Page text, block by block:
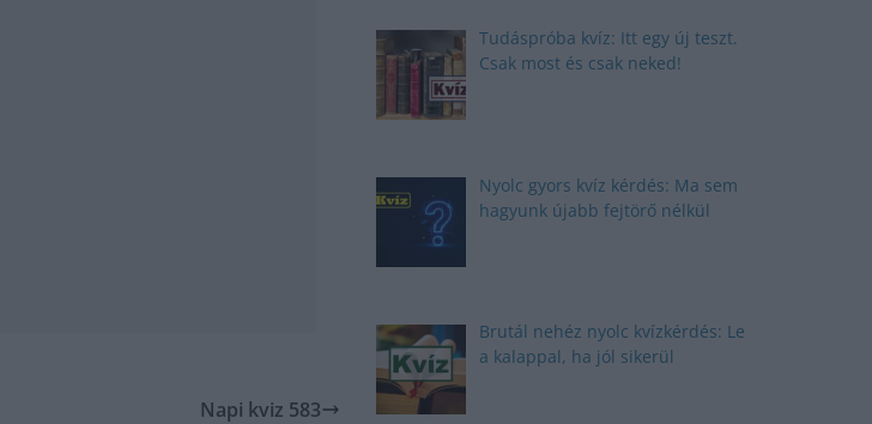
Napi kviz 583
Tudáspróba kvíz: Itt egy új teszt.
Csak most és csak neked!
Nyolc gyors kvíz kérdés: Ma sem
hagyunk újabb fejtörő nélkül
Brutál nehéz nyolc kvízkérdés: Le
a kalappal, ha jól sikerül